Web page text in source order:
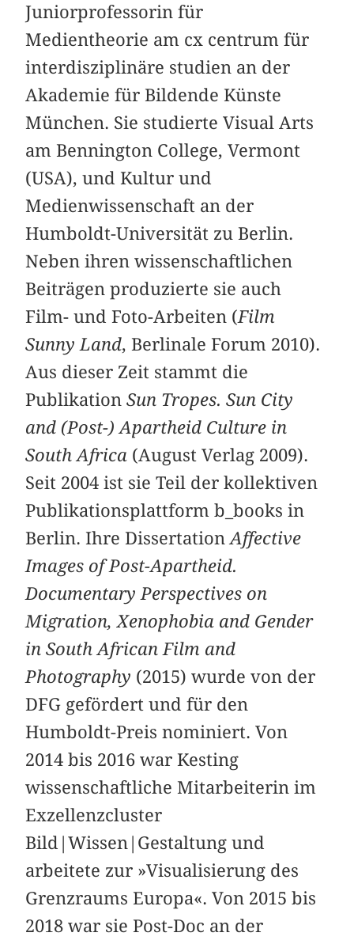
Juniorprofessorin für
Medientheorie am cx centrum für
interdisziplinäre studien an der
Akademie für Bildende Künste
München. Sie studierte Visual Arts
am Bennington College, Vermont
(USA), und Kultur und
Medienwissenschaft an der
Humboldt-Universität zu Berlin.
Neben ihren wissenschaftlichen
Beiträgen produzierte sie auch
Film- und Foto-Arbeiten (Film
Sunny Land, Berlinale Forum 2010).
Aus dieser Zeit stammt die
PublikationSun Tropes. Sun City
and (Post-) Apartheid Culture in
South Africa (August Verlag 2009).
Seit 2004 ist sie Teil der kollektiven
Publikationsplattform b_books in
Berlin. Ihre DissertationAffective
Images of Post-Apartheid.
Documentary Perspectives on
Migration, Xenophobia and Gender
in South African Film and
Photography (2015) wurde von der
DFG gefördert und für den
Humboldt-Preis nominiert. Von
2014 bis 2016 war Kesting
wissenschaftliche Mitarbeiterin im
Exzellenzcluster
Bild|Wissen|Gestaltung und
arbeitete zur »Visualisierung des
Grenzraums Europa«. Von 2015 bis
2018 war sie Post-Doc an der